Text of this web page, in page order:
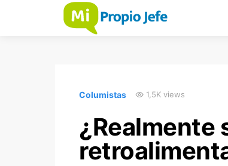
Columistas 1,5K views
¿Realmente